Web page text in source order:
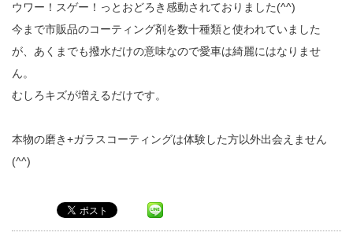
ウワー！スゲー！っとおどろき感動されておりました(^^)
今まで市販品のコーティング剤を数十種類と使われていました
が、あくまでも撥水だけの意味なので愛車は綺麗にはなりませ
ん。
むしろキズが増えるだけです。
本物の磨き+ガラスコーティングは体験した方以外出会えません
(^^)